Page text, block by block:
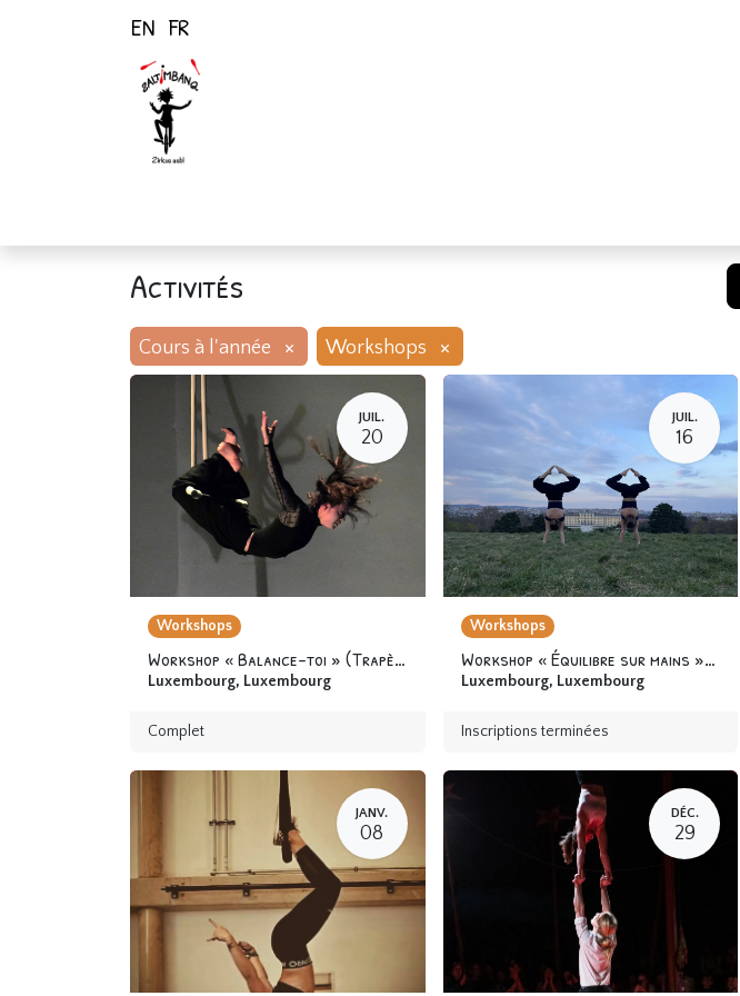
EN FR
Activités
Cours à l'année × Workshops ×
JUIL.
20
Workshops
Workshop « Balance-toi » (Trapèze fixe) 12 ans & +
Luxembourg, Luxembourg
Complet
JUIL.
16
Workshops
Workshop « Équilibre sur mains » 12 ans & +
Luxembourg, Luxembourg
Inscriptions terminées
JANV.
08
DÉC.
29